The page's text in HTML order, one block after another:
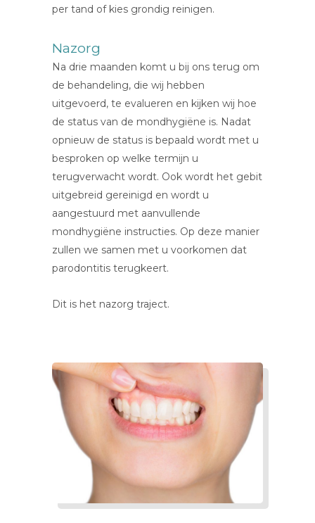
per tand of kies grondig reinigen.
Nazorg
Na drie maanden komt u bij ons terug om
de behandeling, die wij hebben
uitgevoerd, te evalueren en kijken wij hoe
de status van de mondhygiëne is. Nadat
opnieuw de status is bepaald wordt met u
besproken op welke termijn u
terugverwacht wordt. Ook wordt het gebit
uitgebreid gereinigd en wordt u
aangestuurd met aanvullende
mondhygiëne instructies. Op deze manier
zullen we samen met u voorkomen dat
parodontitis terugkeert.
Dit is het nazorg traject.